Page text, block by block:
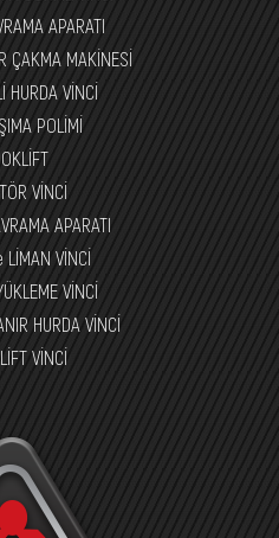
APARATI
ÇAKMA MAKİNESİ
HURDA VİNCİ
POLİMİ
VİNCİ
APARATI
LİMAN VİNCİ
VİNCİ
HURDA VİNCİ
VİNCİ